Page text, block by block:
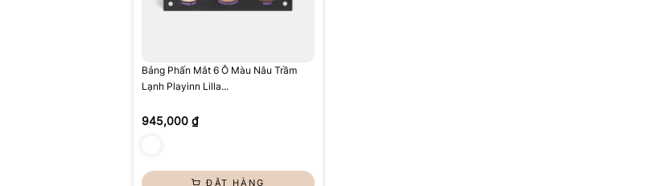
Bảng Phấn Mắt 6 Ô Màu Nâu Trầm
Lạnh Playinn Lilla...
945,000 ₫
ĐẶT HÀNG